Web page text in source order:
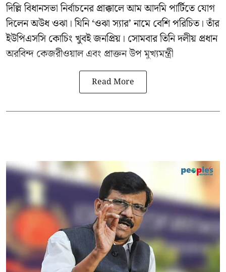
দিল্লি বিধানসভা নির্বাচনের প্রাক্কালেআম আদমি পার্টিতেযোগ
দিলেন অউধ ওঝা। যিনি ‘ওঝা স্যার’ নামে বেশি পরিচিত। তাঁর
ইউপিএসসি কোচিং খুবই জনপ্রিয়। সোমবার তিনি দলীয় প্রধান
অরবিন্দ কেজরীওয়ালএবং প্রাক্তন উপ মুখ্যমন্ত্রী
Read More